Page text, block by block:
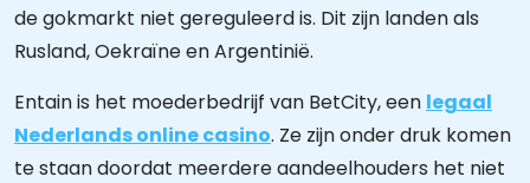
de gokmarkt niet gereguleerd is. Dit zijn landen als
Rusland, Oekraïne en Argentinië.
Entain is het moederbedrijf van BetCity, een legaal
Nederlands online casino. Ze zijn onder druk komen
te staan doordat meerdere aandeelhouders het niet